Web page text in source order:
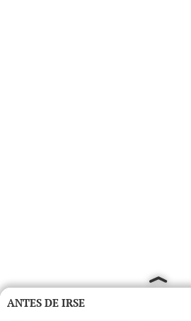
ANTES DE IRSE